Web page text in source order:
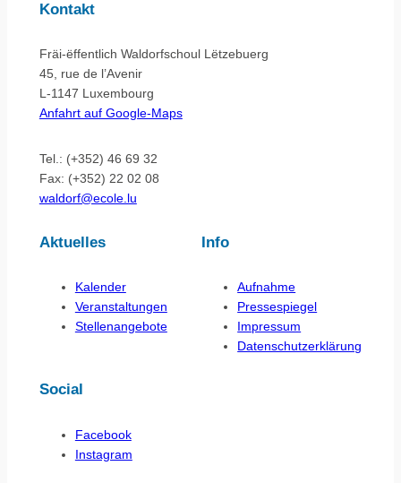
Kontakt
Fräi-ëffentlich Waldorfschoul Lëtzebuerg
45, rue de l’Avenir
L-1147 Luxembourg
Anfahrt auf Google-Maps
Tel.: (+352) 46 69 32
Fax: (+352) 22 02 08
waldorf@ecole.lu
Aktuelles
Kalender
Veranstaltungen
Stellenangebote
Info
Aufnahme
Pressespiegel
Impressum
Datenschutzerklärung
Social
Facebook
Instagram